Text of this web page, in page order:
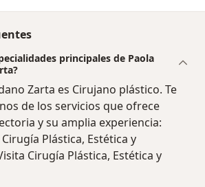
principales de Paola
Zarta es Cirujano plástico. Te
de los servicios que ofrece
y su amplia experiencia:
Plástica, Estética y
Cirugía Plástica, Estética y